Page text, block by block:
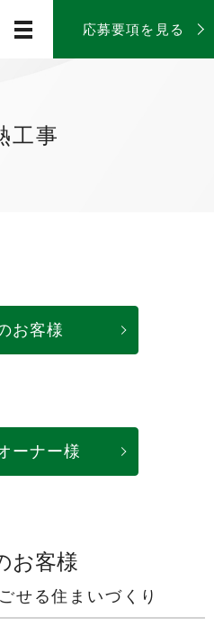
応募要項を見る
工事
お客様
ーナー様
のお客様
せる住まいづくり